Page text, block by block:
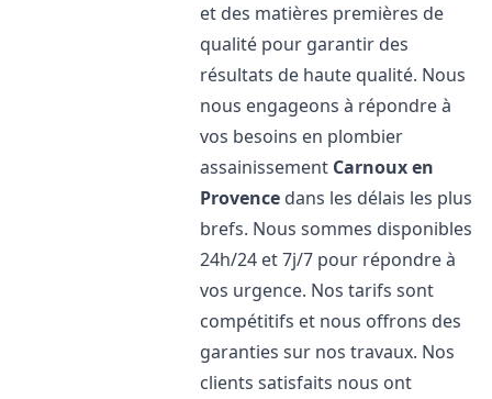
et des matières premières de
qualité pour garantir des
résultats de haute qualité. Nous
nous engageons à répondre à
vos besoins en plombier
assainissement Carnoux en
Provence dans les délais les plus
brefs. Nous sommes disponibles
24h/24 et 7j/7 pour répondre à
vos urgence. Nos tarifs sont
compétitifs et nous offrons des
garanties sur nos travaux. Nos
clients satisfaits nous ont